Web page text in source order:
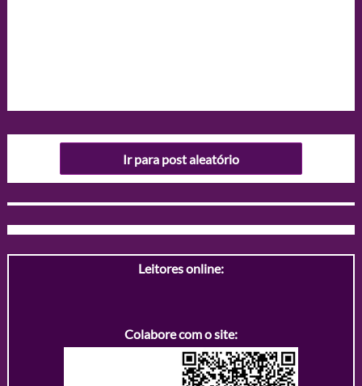
Ir para post aleatório
Leitores online:
Colabore com o site: